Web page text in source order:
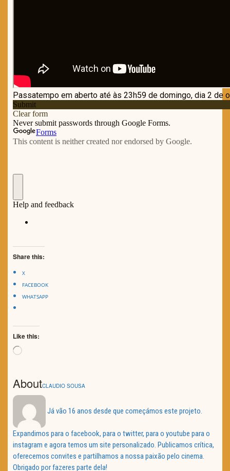
Share this:
X
FACEBOOK
WHATSAPP
Like this:
Loading…
AboutCLAUDIO SOUSA
Já vão 16 anos desde que começámos este projeto.
Expandimos para o facebook, para o twitter, para o youtube para o
instagram e agora temos um site personalizado. Publicamos crítica,
oferecemos convites e partilhamos a nossa paixão pelo cinema.
Obrigado por fazeres parte dela!